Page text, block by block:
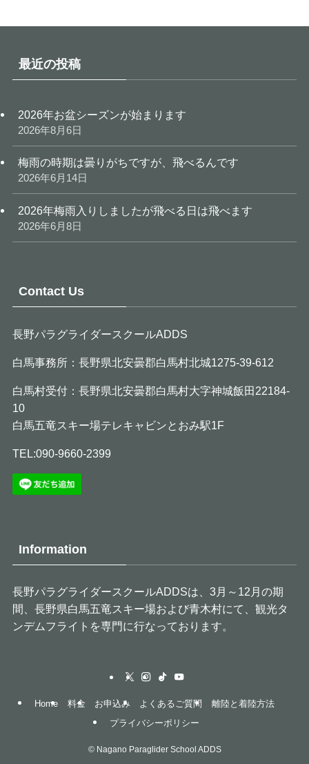
最近の投稿
2026年お盆シーズンが始まります
2026年8月6日
梅雨の時期は曇りがちですが、飛べるんです
2026年6月14日
2026年梅雨入りしましたが飛べる日は飛べます
2026年6月8日
Contact Us
長野パラグライダースクールADDS
白馬事務所：長野県北安曇郡白馬村北城1275-39-612
白馬村受付：長野県北安曇郡白馬村大字神城飯田22184-
10
白馬五竜スキー場テレキャビンとおみ駅1F
TEL:090-9660-2399
Information
長野パラグライダースクールADDSは、3月～12月の期
間、長野県白馬五竜スキー場および青木村にて、観光タ
ンデムフライトを専門に行なっております。
Home 料金 お申込み よくあるご質問
離陸と着陸方法
プライバシーポリシー
©Nagano Paraglider School ADDS